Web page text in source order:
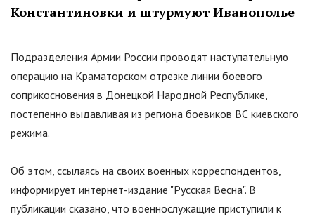
Константиновки и штурмуют Иванополье
Подразделения Армии России проводят наступательную
операцию на Краматорском отрезке линии боевого
соприкосновения в Донецкой Народной Республике,
постепенно выдавливая из региона боевиков ВС киевского
режима.
Об этом, ссылаясь на своих военных корреспондентов,
информирует интернет-издание "Русская Весна". В
публикации сказано, что военнослужащие приступили к